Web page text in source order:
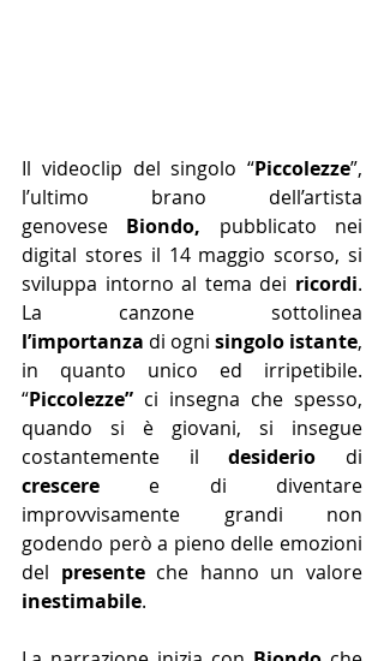
Il videoclip del singolo “Piccolezze”,
l’ultimo brano dell’artista
genovese Biondo, pubblicato nei
digital stores il 14 maggio scorso, si
sviluppa intorno al tema dei ricordi.
l’importanza di ogni singolo istante,
in quanto unico ed irripetibile.
“Piccolezze” ci insegna che spesso,
quando si è giovani, si insegue
costantemente il desiderio
crescere e di diventare
improvvisamente grandi non
godendo però a pieno delle emozioni
del presente
inestimabile.